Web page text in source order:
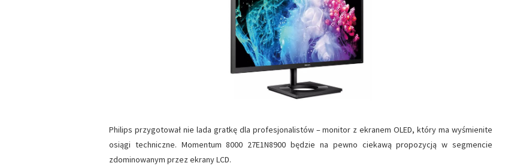
Philips przygotował nie lada gratkę dla profesjonalistów – monitor z ekranem OLED, który ma wyśmienite
osiągi techniczne. Momentum 8000 27E1N8900 będzie na pewno ciekawą propozycją w segmencie
zdominowanym przez ekrany LCD.